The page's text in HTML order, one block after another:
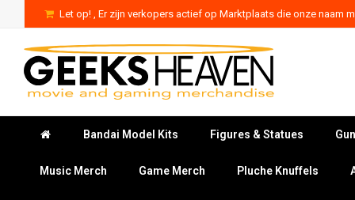
Let op! , Er zijn verkopers actief op Marktplaats die onze naam
Bandai Model Kits Figures & Statues
Music Merch Game Merch Pluche Knuffels